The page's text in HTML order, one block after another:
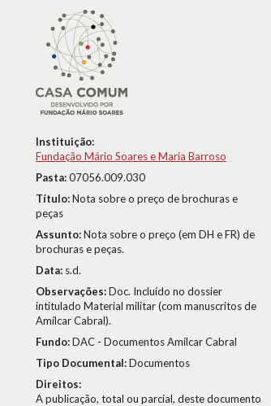
Instituição:
Fundação Mário Soares e Maria Barroso
Pasta:07056.009.030
Título:Nota sobre o preço de brochuras e
peças
Assunto:Nota sobre o preço (em DH e FR) de
brochuras e peças.
Data: s.d.
Observações:Doc. Incluído no dossier
intitulado Material militar (com manuscritos de
Amílcar Cabral).
Fundo:DAC - Documentos Amílcar Cabral
Tipo Documental:Documentos
Direitos:
A publicação, total ou parcial, deste documento